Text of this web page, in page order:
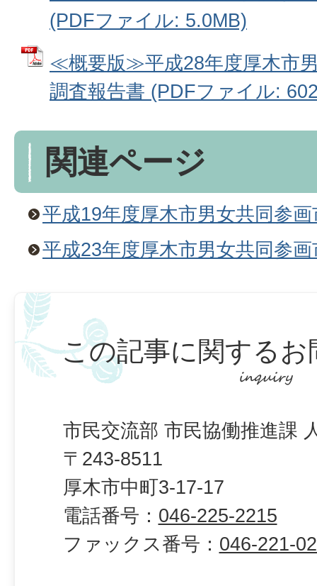
(PDFファイル: 5.0MB)
≪概要版≫平成28年度厚木市
調査報告書 (PDFファイル:
関連ページ
平成19年度厚木市男女共同参
平成23年度厚木市男女共同参
この記事に関するお
市民交流部 市民協働推進課
〒243-8511
厚木市中町3-17-17
電話番号： 046-225-2215
ファックス番号： 046-221-